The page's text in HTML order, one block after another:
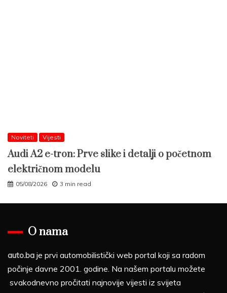
Noviteti Vijesti
Audi A2 e-tron: Prve slike i detalji o početnom
električnom modelu
05/08/2026 3 min read
O nama
auto.ba je prvi automobilistički web portal koji sa radom
počinje davne 2001. godine. Na našem portalu možete
svakodnevno pročitati najnovije vijesti iz svijeta